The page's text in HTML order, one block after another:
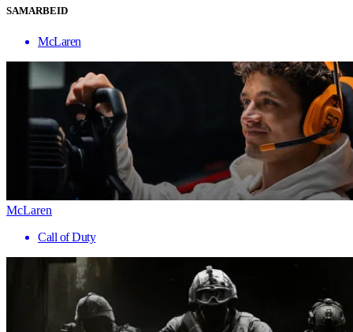
SAMARBEID
McLaren
McLaren
Call of Duty